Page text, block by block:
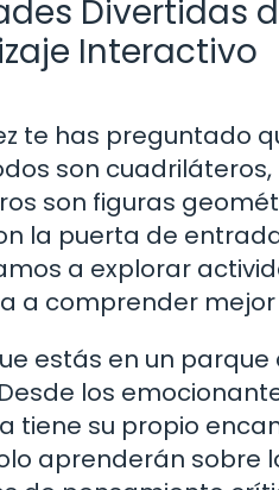
Divertidas
Interactivo
te has preguntado
son
son figuras
la puerta de
a explorar
a comprender
estás en un
los
tiene su propio
aprenderán sobre